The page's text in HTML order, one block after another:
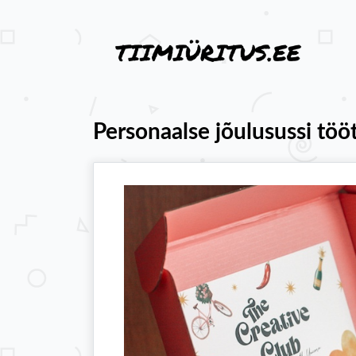
Personaalse jõulusussi